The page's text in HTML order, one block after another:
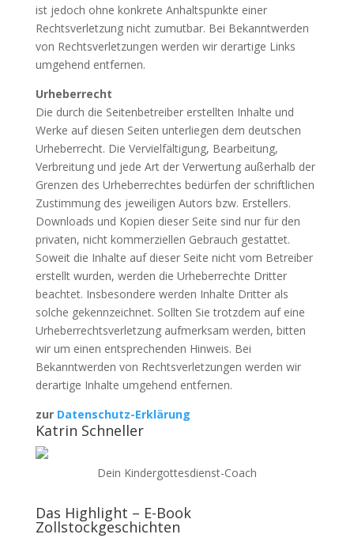
ist jedoch ohne konkrete Anhaltspunkte einer
Rechtsverletzung nicht zumutbar. Bei Bekanntwerden
von Rechtsverletzungen werden wir derartige Links
umgehend entfernen.
Urheberrecht
Die durch die Seitenbetreiber erstellten Inhalte und
Werke auf diesen Seiten unterliegen dem deutschen
Urheberrecht. Die Vervielfältigung, Bearbeitung,
Verbreitung und jede Art der Verwertung außerhalb der
Grenzen des Urheberrechtes bedürfen der schriftlichen
Zustimmung des jeweiligen Autors bzw. Erstellers.
Downloads und Kopien dieser Seite sind nur für den
privaten, nicht kommerziellen Gebrauch gestattet.
Soweit die Inhalte auf dieser Seite nicht vom Betreiber
erstellt wurden, werden die Urheberrechte Dritter
beachtet. Insbesondere werden Inhalte Dritter als
solche gekennzeichnet. Sollten Sie trotzdem auf eine
Urheberrechtsverletzung aufmerksam werden, bitten
wir um einen entsprechenden Hinweis. Bei
Bekanntwerden von Rechtsverletzungen werden wir
derartige Inhalte umgehend entfernen.
zur Datenschutz-Erklärung
Katrin Schneller
Dein Kindergottesdienst-Coach
Das Highlight – E-Book
Zollstockgeschichten